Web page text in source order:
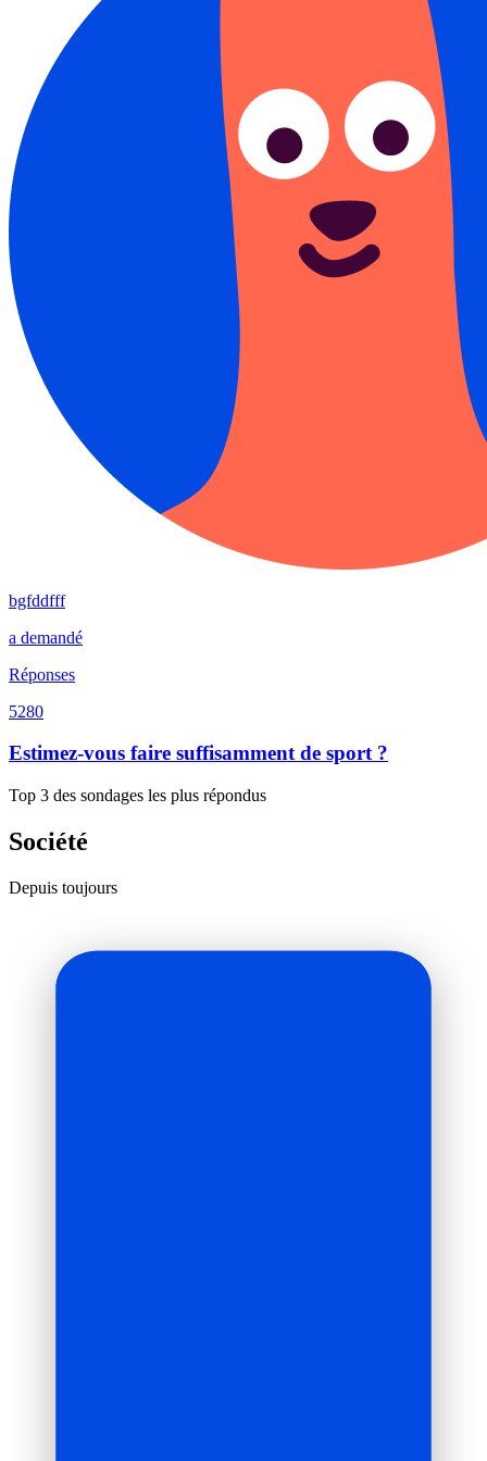
bgfddfff
a demandé
Réponses
5280
Estimez-vous faire suffisamment de sport ?
Top 3 des sondages les plus répondus
Société
Depuis toujours